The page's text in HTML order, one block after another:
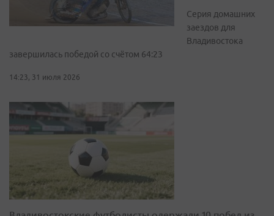
Серия домашних
заездов для
Владивостока
завершилась победой со счётом 64:23
14:23, 31 июля 2026